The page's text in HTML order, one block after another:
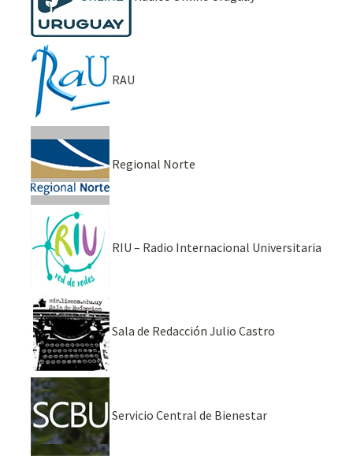
RAU
Regional Norte
RIU – Radio Internacional Universitaria
Sala de Redacción Julio Castro
Servicio Central de Bienestar